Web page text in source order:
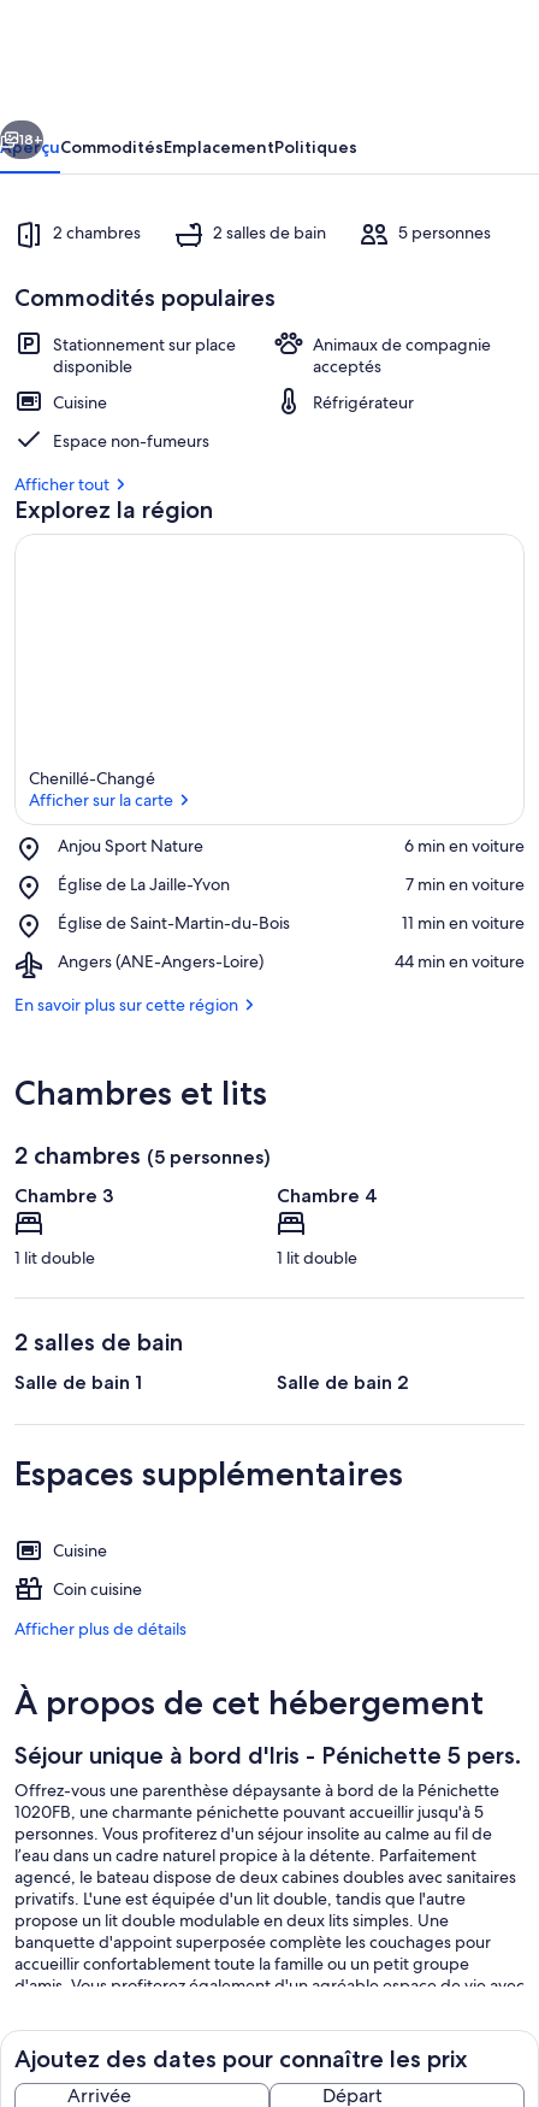
-
Houseboat
for
guests
base2
Suivant
18+
AperçuCommoditésEmplacementPolitiques
2 chambres 2 salles de bain 5 personnes
Commodités populaires
Stationnement sur place
disponible
Animaux de compagnie
acceptés
Cuisine
Réfrigérateur
Espace non-fumeurs
Afficher tout
Explorez la région
Chenillé-Changé
Afficher sur la carte
Anjou Sport Nature
Place,
Sport
Nature
‪6 min en voiture‬
Église de La Jaille-Yvon
Place,
de
Jaille-
‪7 min en voiture‬
Église de Saint-Martin-du-Bois
Place,
de
Martin-
‪11 min en voiture‬
Angers (ANE-Angers-Loire)
Airport,
(ANE-
‪44 min en voiture‬
En savoir plus sur cette région
Chambres et lits
2 chambres (5 personnes)
Chambre 3
1 lit double
Chambre 4
1 lit double
2 salles de bain
Salle de bain 1 Salle de bain 2
Espaces supplémentaires
Cuisine
Coin cuisine
Afficher plus de détails
À propos de cet hébergement
Séjour unique à bord d'Iris - Pénichette 5 pers.
Offrez-vous une parenthèse dépaysante à bord de la Pénichette
1020FB, une charmante pénichette pouvant accueillir jusqu'à 5
personnes. Vous profiterez d'un séjour insolite au calme au fil de
l’eau dans un cadre naturel propice à la détente. Parfaitement
agencé, le bateau dispose de deux cabines doubles avec sanitaires
privatifs. L'une est équipée d'un lit double, tandis que l'autre
propose un lit double modulable en deux lits simples. Une
banquette d'appoint superposée complète les couchages pour
accueillir confortablement toute la famille ou un petit groupe
d'amis. Vous profiterez également d'un agréable espace de vie avec
séduire par la vue apaisante sur la Mayenne et l'atmosphère unique
de la vie au fil de l'eau.
Option forfait horaire de navigation : 14.76€ / heure moteur (cette
Ajoutez des dates pour connaître les prix
Arrivée Départ